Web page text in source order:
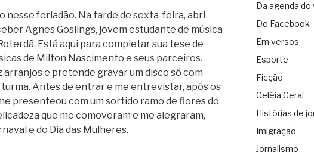
nesse feriadão. Na tarde de sexta-feira, abri
Agnes Goslings, jovem estudante de música
Está aqui para completar sua tese de
de Milton Nascimento e seus parceiros.
arranjos e pretende gravar um disco só com
Antes de entrar e me entrevistar, após os
presenteou com um sortido ramo de flores do
que me comoveram e me alegraram,
e do Dia das Mulheres.
Da agenda do
Do Facebook
Em versos
Esporte
Ficção
Geléia Geral
Histórias de
Imigração
Jornalismo